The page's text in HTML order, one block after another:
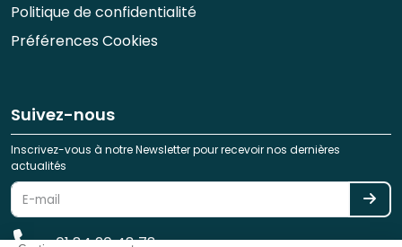
Politique de confidentialité
Préférences Cookies
Suivez-nous
Inscrivez-vous à notre Newsletter pour recevoir nos dernières
actualités